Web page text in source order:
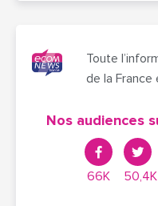
Toute
de la France
Nos audiences
66K 50,4K